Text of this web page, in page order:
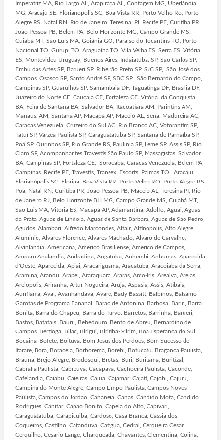
Imperatriz MA, Rio Largo AL, Arapiraca AL, Contagem MG, Uberlândia
MG, Aracaju SE. Florianópolis SC, Boa Vista RR, Porto Velho Ro, Porto
Alegre RS, Natal RN, Rio de Janeiro, Teresina .PI, Recife PE, Curitiba PR,
João Pessoa PB, Belém PA, Belo Horizonte MG, Campo Grande MS.
Cuiabá MT, São Luís MA, Goiânia GO, Paraíso do Tocantins TO, Porto
Nacional TO, Gurupi TO. Araguaína TO, Vila Velha ES, Serra ES, Vitória
ES, Montevideu Uruguay, Buenos Aires, Indaiatuba. SP, São Carlos SP,
Embu das Artes SP, Barueri SP, Ribeirão Preto SP, SJC SP, São José dos
Campos. Osasco SP, Santo André SP, SBC SP, São Bernardo do Campo,
Campinas SP, Guarulhos SP. Samambaia DF, Taguatinga DF, Brasília DF,
Juazeiro do Norte CE, Caucaia CE, Fortaleza CE. Vitória. da Conquista
BA, Feira de Santana BA, Salvador BA, Itacoatiara AM, Parintins AM,
Manaus. AM, Santana AP, Macapá AP, Maceió AL, Sena. Madureira AC,
Caracas Venezuela, Cruzeiro do Sul AC, Rio Branco AC, Votorantim SP,
Tatuí SP, Várzea Paulista SP, Caraguatatuba SP, Santana de Parnaíba SP,
Poá SP, Ourinhos SP, Rio Grande RS, Paulinia SP, Leme SP, Assis SP, Rio
Claro SP, Acompanhantes Travestis São Paulo SP, Massagistas. Salvador
BA, Campinas SP, Fortaleza CE, Sorocaba, Caracas Venezuela, Belem PA,
Campinas. Recife PE, Travestis, Transex, Escorts, Palmas TO, Aracaju,
Florianópolis SC. Floripa, Boa Vista RR, Porto Velho RO, Porto Alegre RS,
Poa, Natal RN, Curitiba PR, João Pessoa PB, Maceió AL, Teresina PI, Rio
de Janeiro RJ, Belo Horizonte BH MG, Campo Grande MS, Cuiabá MT,
São Luis MA, Vitória ES, Macapá AP, Adamantina, Adolfo, Aguai, Aguas
da Prata, Aguas de Lindoia, Aguas de Santa Barbara, Aguas de Sao Pedro,
Agudos, Alambari, Alfredo Marcondes, Altair, Altinopolis, Alto Alegre,
Aluminio, Alvares Florence, Alvares Machado, Alvaro de Carvalho,
Alvinlandia, Americana, Americo Brasiliense, Americo de Campos,
Amparo Analandia, Andradina, Angatuba, Anhembi, Anhumas, Aparecida
d'Oeste, Aparecida, Apiai, Aracariguama, Aracatuba, Aracoiaba da Serra,
Aramina, Arandu, Arapei, Araraquara, Araras, Arco-Iris, Arealva, Areias,
Areiopolis, Ariranha, Artur Nogueira, Aruja, Aspasia, Assis, Atibaia,
Auriflama, Avai, Avanhandava, Avare, Bady Bassitt, Balbinos, Balsamo
Garotas de Programa Bananal, Barao de Antonina, Barbosa, Bariri, Barra
Bonita, Barra do Chapeu, Barra do Turvo. Barretos, Barrinha, Barueri,
Bastos, Batatais, Bauru, Bebedouro, Bento de Abreu, Bernardino de
Campos. Bertioga, Bilac, Birigui, Biritiba-Mirim, Boa Esperanca do Sul,
Bocaina, Bofete, Boituva. Bom Jesus dos Perdoes, Bom Sucesso de
Itarare, Bora, Boraceia, Borborema, Borebi, Botucatu. Braganca Paulista,
Brauna, Brejo Alegre, Brodosqui, Brotas, Buri, Buritama, Buritizal,
Cabralia Paulista, Cabreuva, Cacapava, Cachoeira Paulista, Caconde,
Cafelandia, Caiabu, Caieiras, Caiua, Cajamar, Cajati, Cajobi, Cajuru,
Campina do Monte Alegre, Campo Limpo Paulista, Campos Novos
Paulista, Campos do Jordao, Cananeia, Canas, Candido Mota, Candido
Rodrigues, Canitar, Capao Bonito, Capela do Alto, Capivari,
Caraguatatuba, Carapicuiba, Cardoso, Casa Branca, Cassia dos
Coqueiros, Castilho, Catanduva, Catigua, Cedral, Cerqueira Cesar,
Cerquilho, Cesario Lange, Charqueada, Chavantes, Clementina, Colina,